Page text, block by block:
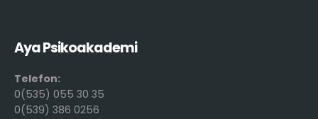
Aya Psikoakademi
Telefon:
0(535) 055 30 35
0(539) 386 0256